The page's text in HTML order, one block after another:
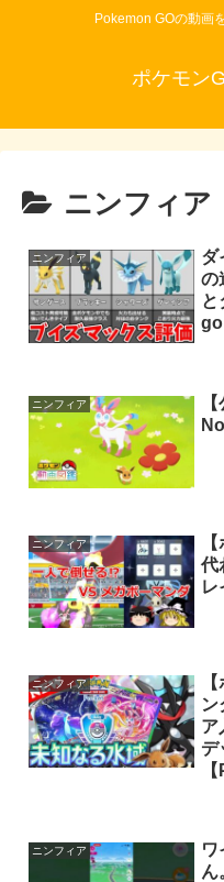
Pokemon GOの動画
ポケモン
ニンフィア
ニンフィア
ダ
の
と
go
ニンフィア
ニンフィア
代
レ
ニンフィア
ン
ア
デ
ニンフィア
ワ
ん